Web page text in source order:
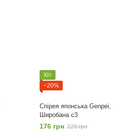
Хіт
−20%
Спірея японська Genpei,
Широбана с3
176 грн 220 грн